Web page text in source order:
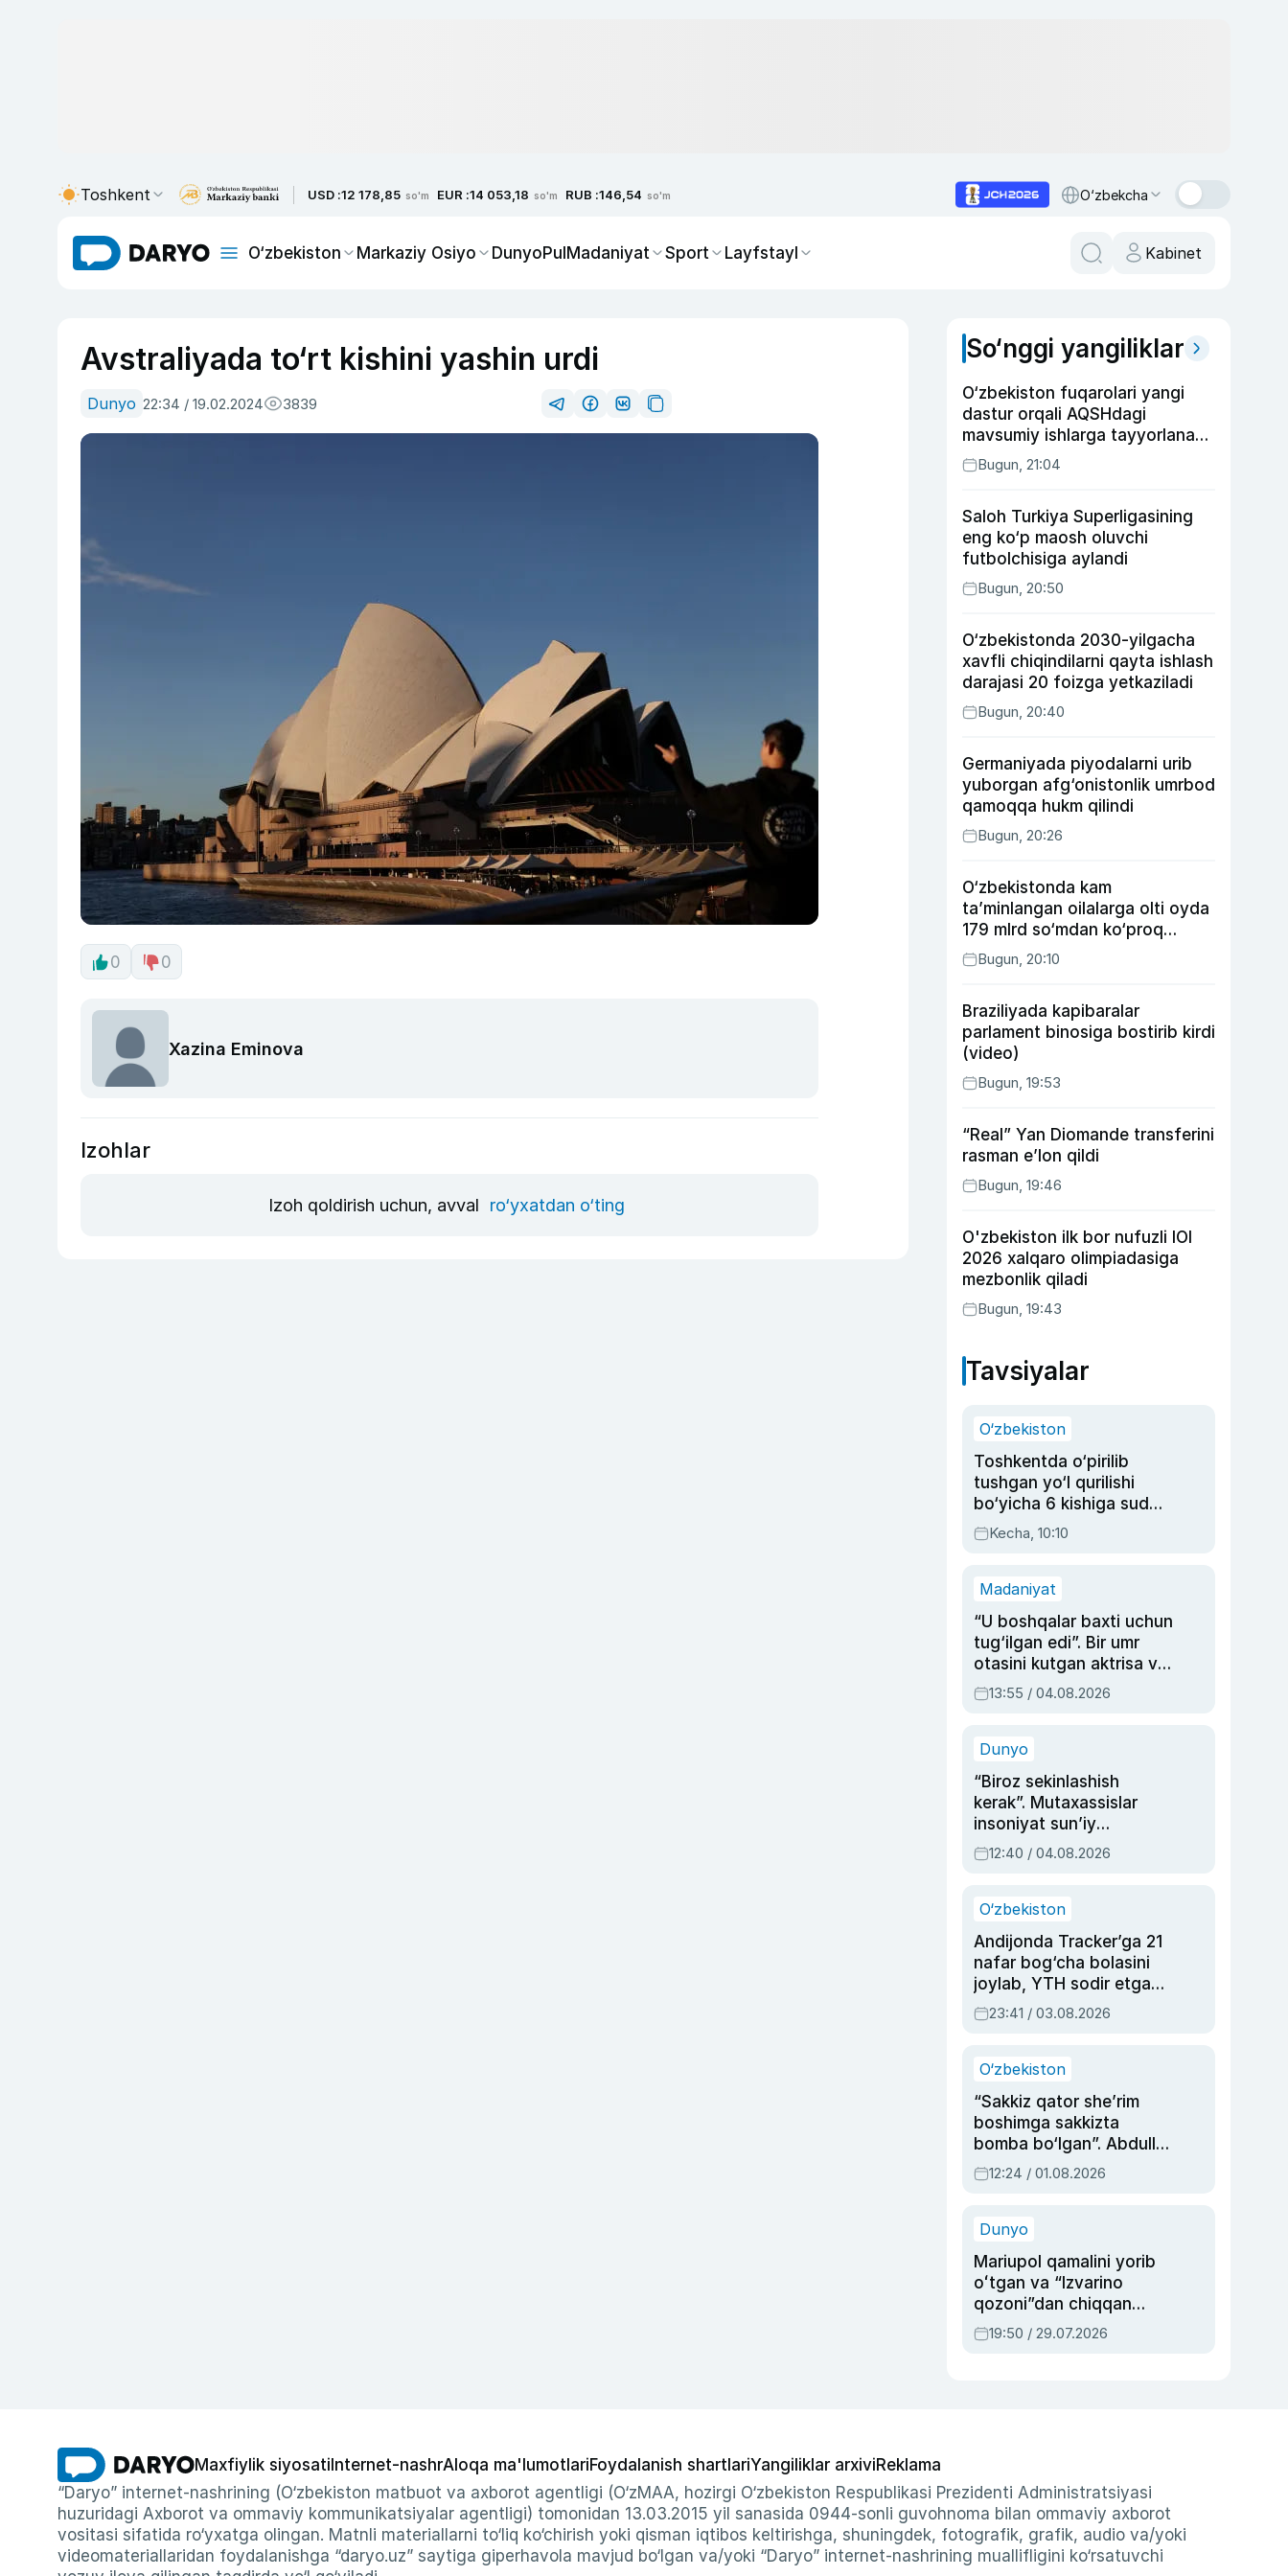
Toshkent USD :12 178,85 so'm EUR :14 053,18 so'm RUB :146,54 so'm O‘zbekcha
O‘zbekiston Markaziy Osiyo DunyoPulMadaniyat Sport Layfstayl Kabinet
Avstraliyada to‘rt kishini yashin urdi
Dunyo 22:34 / 19.02.2024 3839
0 0
Xazina Eminova
Izohlar
Izoh qoldirish uchun, avval ro‘yxatdan o‘ting
So‘nggi yangiliklar
O‘zbekiston fuqarolari yangi
dastur orqali AQSHdagi
mavsumiy ishlarga tayyorlanadi
va joylashtiriladi
Bugun, 21:04
Saloh Turkiya Superligasining
eng ko‘p maosh oluvchi
futbolchisiga aylandi
Bugun, 20:50
O‘zbekistonda 2030-yilgacha
xavfli chiqindilarni qayta ishlash
darajasi 20 foizga yetkaziladi
Bugun, 20:40
Germaniyada piyodalarni urib
yuborgan afg‘onistonlik umrbod
qamoqqa hukm qilindi
Bugun, 20:26
O‘zbekistonda kam
ta’minlangan oilalarga olti oyda
179 mlrd so‘mdan ko‘proq
ijtimoiy keshbek to‘lab berildi
Bugun, 20:10
Braziliyada kapibaralar
parlament binosiga bostirib kirdi
(video)
Bugun, 19:53
“Real” Yan Diomande transferini
rasman e’lon qildi
Bugun, 19:46
O'zbekiston ilk bor nufuzli IOI
2026 xalqaro olimpiadasiga
mezbonlik qiladi
Bugun, 19:43
Tavsiyalar
O‘zbekiston
Toshkentda o‘pirilib
tushgan yo‘l qurilishi
bo‘yicha 6 kishiga sud
hukmi o‘qildi
Kecha, 10:10
Madaniyat
“U boshqalar baxti uchun
tug‘ilgan edi”. Bir umr
otasini kutgan aktrisa va
dublyaj ustasi Rimma
Ahmedovaning
13:55 / 04.08.2026
Dunyo
“Biroz sekinlashish
kerak”. Mutaxassislar
insoniyat sun’iy
intellektni boshqara
olmay qolishidan xavotir
12:40 / 04.08.2026
O‘zbekiston
Andijonda Tracker’ga 21
nafar bog‘cha bolasini
joylab, YTH sodir etgan
ayolga sud hukmi o‘qildi
23:41 / 03.08.2026
O‘zbekiston
“Sakkiz qator she’rim
boshimga sakkizta
bomba bo‘lgan”. Abdulla
Oripovni siyosiy
ayblovlardan asrab
12:24 / 01.08.2026
Dunyo
Mariupol qamalini yorib
oʻtgan va “Izvarino
qozoni”dan chiqqan
qahramon — Ukraina
armiyasi bosh
19:50 / 29.07.2026
Maxfiylik siyosati Internet-nashrAloqa ma'lumotlariFoydalanish shartlariYangiliklar arxiviReklama
“Daryo” internet-nashrining (O‘zbekiston matbuot va axborot agentligi (O‘zMAA, hozirgi O‘zbekiston Respublikasi Prezidenti Administratsiyasi
huzuridagi Axborot va ommaviy kommunikatsiyalar agentligi) tomonidan 13.03.2015 yil sanasida 0944-sonli guvohnoma bilan ommaviy axborot
vositasi sifatida ro‘yxatga olingan. Matnli materiallarni to‘liq ko‘chirish yoki qisman iqtibos keltirishga, shuningdek, fotografik, grafik, audio va/yoki
videomateriallaridan foydalanishga “daryo.uz” saytiga giperhavola mavjud bo‘lgan va/yoki “Daryo” internet-nashrining muallifligini ko‘rsatuvchi